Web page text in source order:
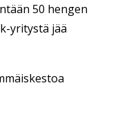
50 hengen
yritystä jää